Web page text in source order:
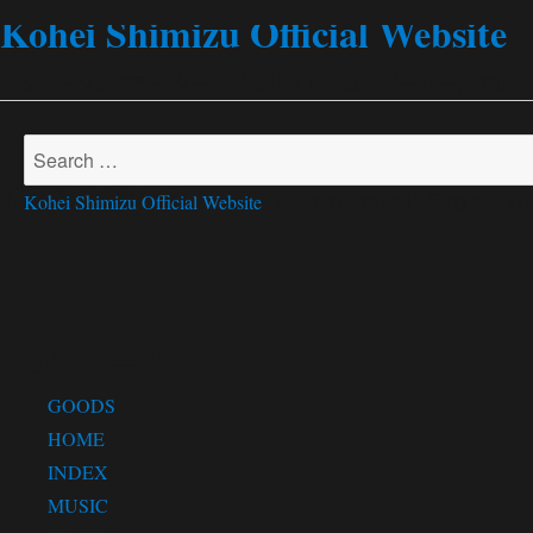
Kohei Shimizu Official Website
月:2020年12月
Search
for:
Kohei Shimizu Official Website
GOODS
HOME
INDEX
MUSIC